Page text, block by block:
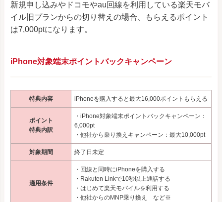
新規申し込みやドコモやau回線を利用している楽天モバ
イル旧プランからの切り替えの場合、もらえるポイント
は7,000ptになります。
iPhone対象端末ポイントバックキャンペーン
特典内容 iPhoneを購入すると最大16,000ポイントもらえる
ポイント
特典内訳
・iPhone対象端末ポイントバックキャンペーン：
6,000pt
・他社から乗り換えキャンペーン：最大10,000pt
対象期間 終了日未定
適用条件
・回線と同時にiPhoneを購入する
・Rakuten Linkで10秒以上通話する
・はじめて楽天モバイルを利用する
・他社からのMNP乗り換え など※